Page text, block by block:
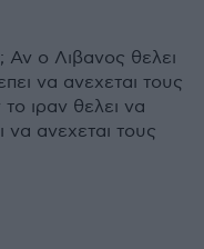
Αν ο Λιβανος θελει
να ανεχεται τους
ιραν θελει να
να ανεχεται τους